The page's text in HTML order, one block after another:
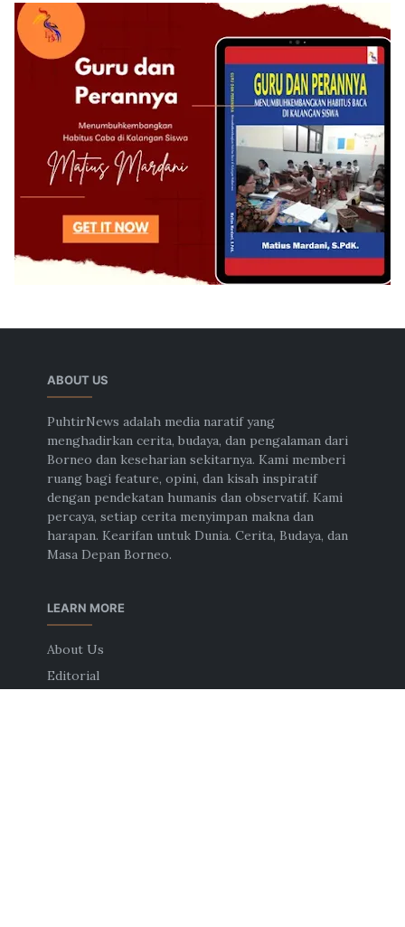
ABOUT US
PuhtirNews adalah media naratif yang
menghadirkan cerita, budaya, dan pengalaman dari
Borneo dan keseharian sekitarnya. Kami memberi
ruang bagi feature, opini, dan kisah inspiratif
dengan pendekatan humanis dan observatif. Kami
percaya, setiap cerita menyimpan makna dan
harapan. Kearifan untuk Dunia. Cerita, Budaya, dan
Masa Depan Borneo.
LEARN MORE
About Us
Editorial